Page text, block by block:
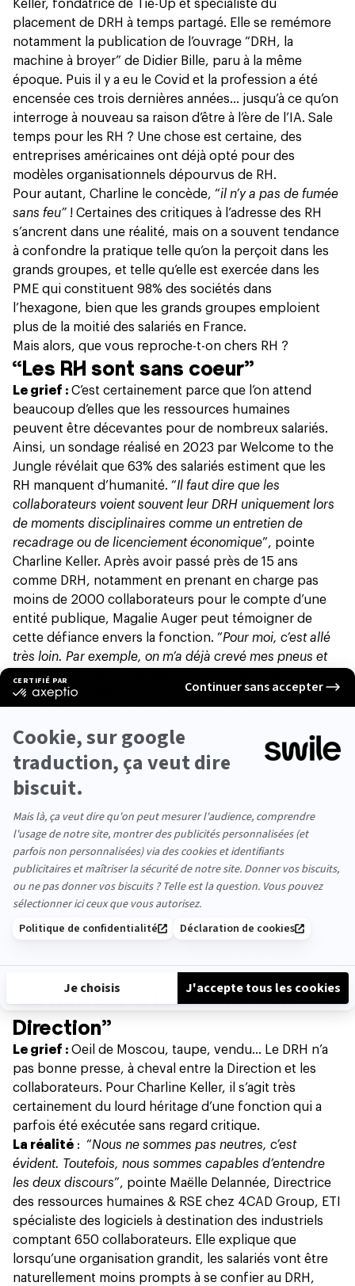
Keller, fondatrice de Tie-Up et spécialiste du
placement de DRH à temps partagé. Elle se remémore
notamment la publication de l’ouvrage “DRH, la
machine à broyer” de Didier Bille, paru à la même
époque. Puis il y a eu le Covid et la profession a été
encensée ces trois dernières années… jusqu’à ce qu’on
interroge à nouveau sa raison d’être à l’ère de l’IA. Sale
temps pour les RH ? Une chose est certaine, des
entreprises américaines ont déjà opté pour des
modèles organisationnels dépourvus de RH .
Pour autant, Charline le concède, “il n’y a pas de fumée
sans feu” ! Certaines des critiques à l’adresse des RH
s’ancrent dans une réalité, mais on a souvent tendance
à confondre la pratique telle qu’on la perçoit dans les
grands groupes, et telle qu’elle est exercée dans les
PME qui constituent 98% des sociétés dans
l’hexagone, bien que les grands groupes emploient
plus de la moitié des salariés en France.
Mais alors, que vous reproche-t-on chers RH ?
“Les RH sont sans coeur”
Le grief : C’est certainement parce que l’on attend
beaucoup d’elles que les ressources humaines
peuvent être décevantes pour de nombreux salariés.
Ainsi, un sondage réalisé en 2023 par Welcome to the
Jungle révélait que 63% des salariés estiment que les
RH manquent d’humanité. “Il faut dire que les
collaborateurs voient souvent leur DRH uniquement lors
de moments disciplinaires comme un entretien de
recadrage ou de licenciement économique”, pointe
Charline Keller. Après avoir passé près de 15 ans
comme DRH, notamment en prenant en charge pas
moins de 2000 collaborateurs pour le compte d’une
entité publique, Magalie Auger peut témoigner de
cette défiance envers la fonction. “Pour moi, c’est allé
très loin. Par exemple, on m’a déjà crevé mes pneus et
j’ai failli avoir un accident en rentrant chez moi.
Forcément, le DRH dit souvent “non”, même s’il n’est pas
La réalité: Le DRH est un humain comme les autres,
avec ses états d’âme, même s’il peut sembler froid en
façade. Magalie, aujourd’hui coach professionnelle
pour les dirigeants et DRH, nous raconte ainsi avoir
vécu des épisodes difficiles émotionnellement,
notamment lorsqu’il a fallu procéder à des
licenciements.
L’antidote : Tenter au maximum d’imposer ses propres
règles du jeu et de faire les choses à “sa façon”. “Le
DRH ne peut que faire preuve de pédagogie et d’un
maximum d’empathie pour faire les choses avec coeur
et bienveillance
Il assure un rôle d’amortisseur quand
“Le DRH est le bras armé de la
Direction”
Le grief : Oeil de Moscou, taupe, vendu… Le DRH n’a
pas bonne presse, à cheval entre la Direction et les
collaborateurs. Pour Charline Keller, il s’agit très
certainement du lourd héritage d’une fonction qui a
parfois été exécutée sans regard critique.
La réalité : “Nous ne sommes pas neutres, c’est
évident. Toutefois, nous sommes capables d’entendre
les deux discours”, pointe Maëlle Delannée, Directrice
des ressources humaines & RSE chez 4CAD Group, ETI
spécialiste des logiciels à destination des industriels
comptant 650 collaborateurs. Elle explique que
lorsqu’une organisation grandit, les salariés vont être
naturellement moins prompts à se confier au DRH,